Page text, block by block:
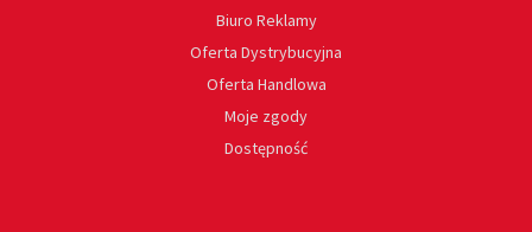
Biuro Reklamy
Oferta Dystrybucyjna
Oferta Handlowa
Moje zgody
Dostępność